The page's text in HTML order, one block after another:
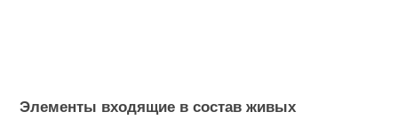
Элементы входящие в состав живых